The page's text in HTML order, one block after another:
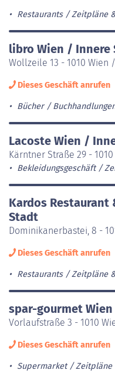
Restaurants Zeitpläne
libro Wien / Innere
Wollzeile 13 - 1010 Wien
Dieses Geschäft anrufen
Bücher /
Lacoste Wien /
Kärntner Straße 29 -
Bekleidungsgeschäft
Kardos
Stadt
Dominikanerbastei, 8 -
Dieses Geschäft anrufen
Restaurants Zeitpläne
spar-gourmet
Vorlaufstraße 3 - 1010
Dieses Geschäft anrufen
Supermarket Zeitpläne